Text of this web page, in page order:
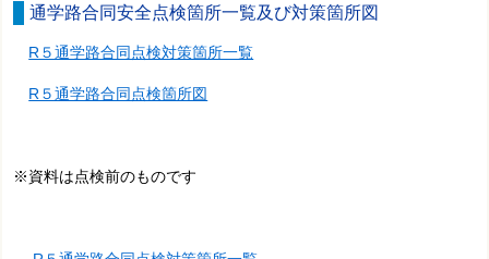
通学路合同安全点検箇所一覧及び対策箇所図
R５通学路合同点検対策箇所一覧
R５通学路合同点検箇所図
※資料は点検前のものです